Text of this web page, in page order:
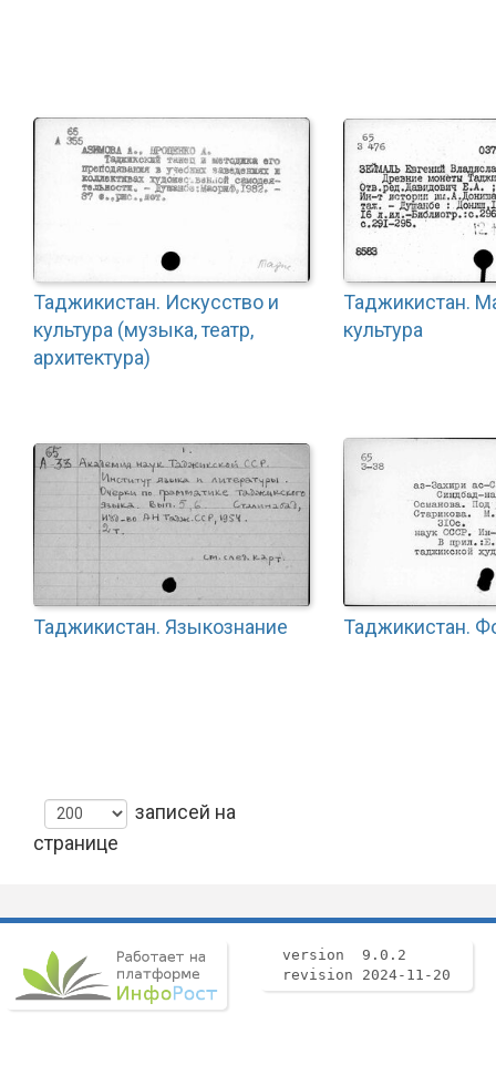
Таджикистан. Искусство и
культура (музыка, театр,
архитектура)
Таджикистан.
культура
Таджикистан. Языкознание Таджикистан.
записей на
странице
version 9.0.2
revision 2024-11-20